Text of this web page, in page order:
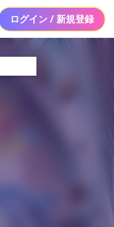
ログイン / 新規登録